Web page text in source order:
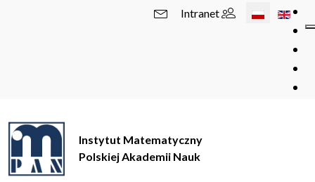
Wybierz swój
Intranet
Instytut Matematyczny
Polskiej Akademii Nauk